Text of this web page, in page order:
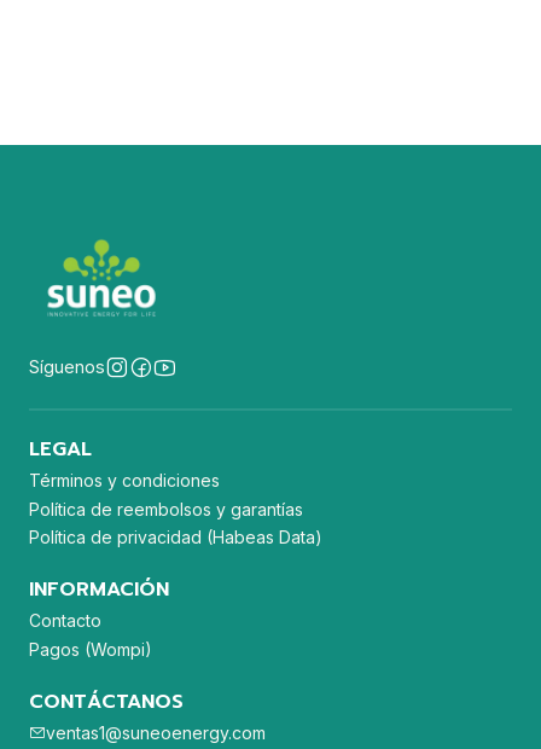
Síguenos
LEGAL
Términos y condiciones
Política de reembolsos y garantías
Política de privacidad (Habeas Data)
INFORMACIÓN
Contacto
Pagos (Wompi)
CONTÁCTANOS
ventas1@suneoenergy.com